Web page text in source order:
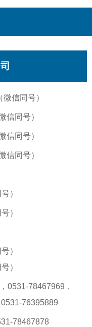
信同号）
信同号）
信同号）
信同号）
）
）
）
）
0531-78467969，
76395889
78467878